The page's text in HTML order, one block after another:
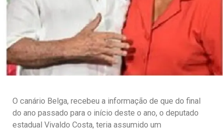
O canário Belga, recebeu a informação de que do final
do ano passado para o início deste o ano, o deputado
estadual Vivaldo Costa, teria assumido um